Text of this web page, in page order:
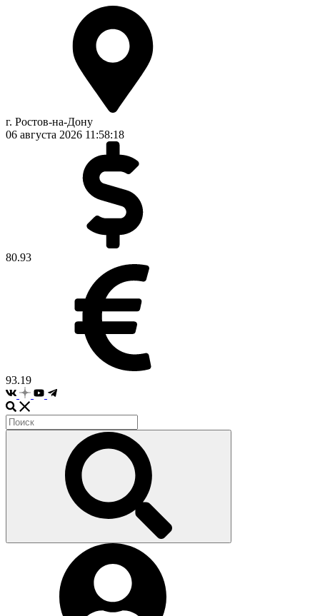
г. Ростов-на-Дону
06 августа 2026 11:58:18
80.93
93.19